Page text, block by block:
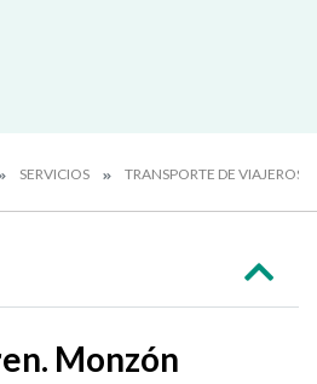
SERVICIOS TRANSPORTE DE VIAJEROS
Monzón